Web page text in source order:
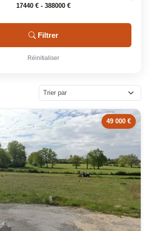
17440 € - 388000 €
Filtrer
Réinitialiser
49 000 €